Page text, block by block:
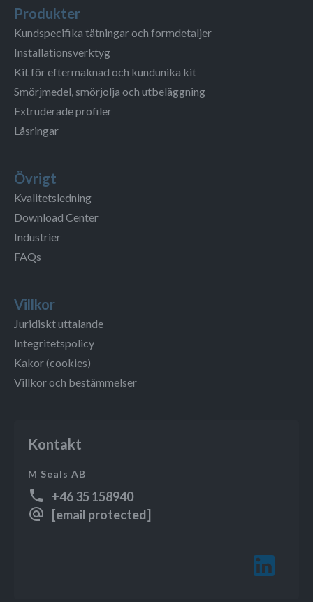
Produkter
Kundspecifika tätningar och formdetaljer
Installationsverktyg
Kit för eftermaknad och kundunika kit
Smörjmedel, smörjolja och utbeläggning
Extruderade profiler
Låsringar
Övrigt
Kvalitetsledning
Download Center
Industrier
FAQs
Villkor
Juridiskt uttalande
Integritetspolicy
Kakor (cookies)
Villkor och bestämmelser
Kontakt
M Seals AB
+46 35 158940
[email protected]